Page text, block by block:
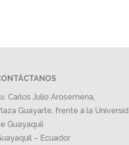
Carlos Julio Arosemena,
Guayarte, frente a la
Guayaquil
– Ecuador